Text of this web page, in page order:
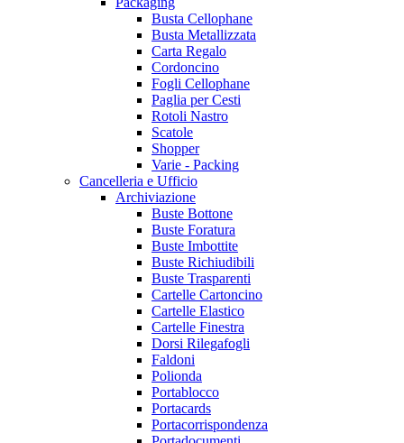
Busta Cellophane
Busta Metallizzata
Carta Regalo
Cordoncino
Fogli Cellophane
Paglia per Cesti
Rotoli Nastro
Scatole
Shopper
Varie - Packing
Cancelleria e Ufficio
Archiviazione
Buste Bottone
Buste Foratura
Buste Imbottite
Buste Richiudibili
Buste Trasparenti
Cartelle Cartoncino
Cartelle Elastico
Cartelle Finestra
Dorsi Rilegafogli
Faldoni
Polionda
Portablocco
Portacards
Portacorrispondenza